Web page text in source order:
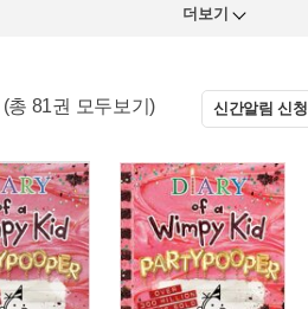
더보기
(총 81권 모두보기) 신간알림 신청